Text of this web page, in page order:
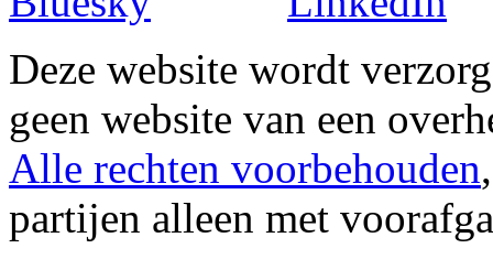
Deze website wordt
geen website van een
Alle rechten voorbehouden
partijen alleen met